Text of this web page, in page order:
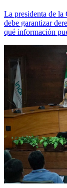
La presidenta de la
debe garantizar
qué información